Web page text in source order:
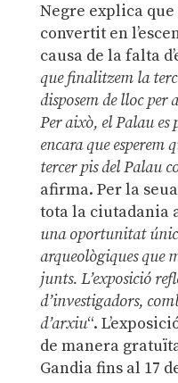
Negre explica que
convertit en
causa de la falta
que finalitzem la
disposem de lloc per
Per això, el Palau es
encara que esperem
tercer pis del Palau
afirma. Per la
tota la ciutadania
una oportunitat
arqueològiques que
junts. L’exposició
d’investigadors,
d’arxiu“.
de manera
Gandia fins al 17